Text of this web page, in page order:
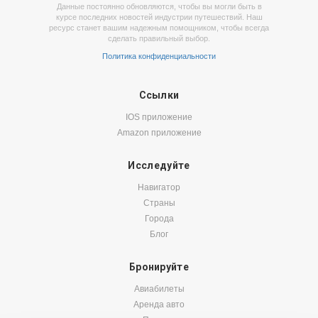
Данные постоянно обновляются, чтобы вы могли быть в
курсе последних новостей индустрии путешествий. Наш
ресурс станет вашим надежным помощником, чтобы всегда
сделать правильный выбор.
Политика конфиденциальности
Ссылки
IOS приложение
Amazon приложение
Исследуйте
Навигатор
Страны
Города
Блог
Бронируйте
Авиабилеты
Аренда авто